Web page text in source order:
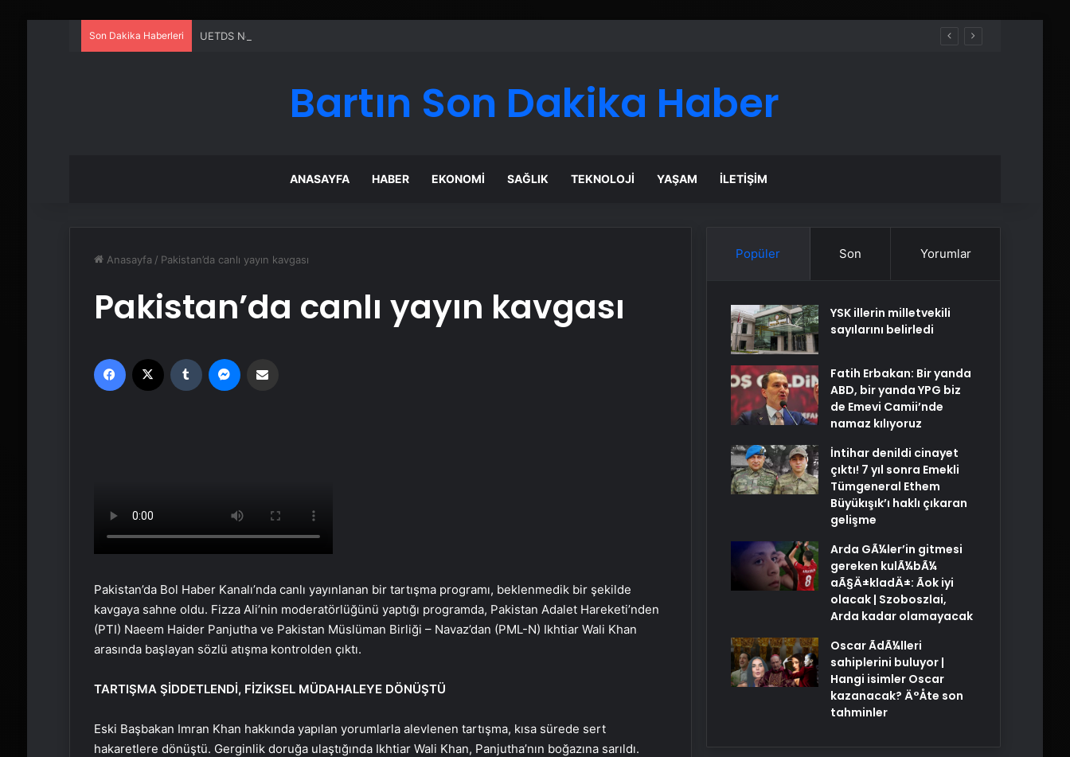
Son Dakika Haberleri UETDS Nedir ? Uetds.com İle Akıllı Dijital Taşımacılık Yazılımı
Bartın Son Dakika Haber
ANASAYFA HABER EKONOMI SAĞLIK TEKNOLOJI YAŞAM İLETIŞIM
Anasayfa / Pakistan’da canlı yayın kavgası
Pakistan’da canlı yayın kavgası
Facebook Tumblr
Pakistan’da Bol Haber Kanalı’nda canlı yayınlanan bir tartışma programı, beklenmedik bir şekilde
kavgaya sahne oldu. Fizza Ali’nin moderatörlüğünü yaptığı programda, Pakistan Adalet Hareketi’nden
(PTI) Naeem Haider Panjutha ve Pakistan Müslüman Birliği – Navaz’dan (PML-N) Ikhtiar Wali Khan
arasında başlayan sözlü atışma kontrolden çıktı.
TARTIŞMA ŞİDDETLENDİ, FİZİKSEL MÜDAHALEYE DÖNÜŞTÜ
Eski Başbakan Imran Khan hakkında yapılan yorumlarla alevlenen tartışma, kısa sürede sert
hakaretlere dönüştü. Gerginlik doruğa ulaştığında Ikhtiar Wali Khan, Panjutha’nın boğazına sarıldı.
Popüler Son Yorumlar
YSK illerin milletvekili
sayılarını belirledi
Fatih Erbakan: Bir yanda
ABD, bir yanda YPG biz
de Emevi Camii’nde
namaz kılıyoruz
İntihar denildi cinayet
çıktı! 7 yıl sonra Emekli
Tümgeneral Ethem
Büyükışık’ı haklı çıkaran
gelişme
Arda GÃ¼ler’in gitmesi
gereken kulÃ¼bÃ¼
aÃ§Ä±kladÄ±: Ãok iyi
olacak | Szoboszlai,
Arda kadar olamayacak
Oscar ÃdÃ¼lleri
sahiplerini buluyor |
Hangi isimler Oscar
kazanacak? Ä°Åte son
tahminler